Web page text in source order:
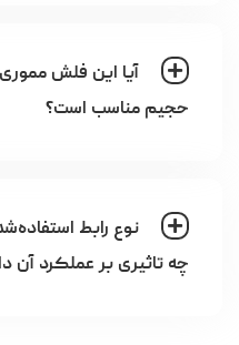
آیا این فلش
حجیم مناسب است؟
نوع رابط
چه تاثیری بر عملکرد آن